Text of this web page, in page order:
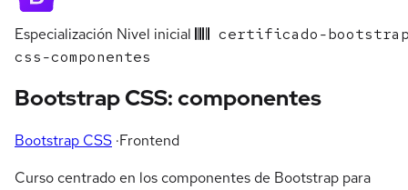
Especialización Nivel inicial
certificado-
css-componentes
Bootstrap CSS: componentes
Bootstrap CSS ·Frontend
Curso centrado en los componentes de Bootstrap para